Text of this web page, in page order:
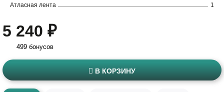
Атласная лента
1
5 240 ₽
499 бонусов
В КОРЗИНУ